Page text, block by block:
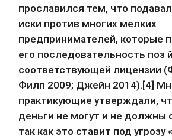
прославился тем, что
иски против многих мелких
предпринимателей, которые
его последовательность поз
соответствующей лицензии
Филп 2009; Джейн 2014).[4]
практикующие утверждали,
деньги не могут и не должны
так как это ставит под угрозу